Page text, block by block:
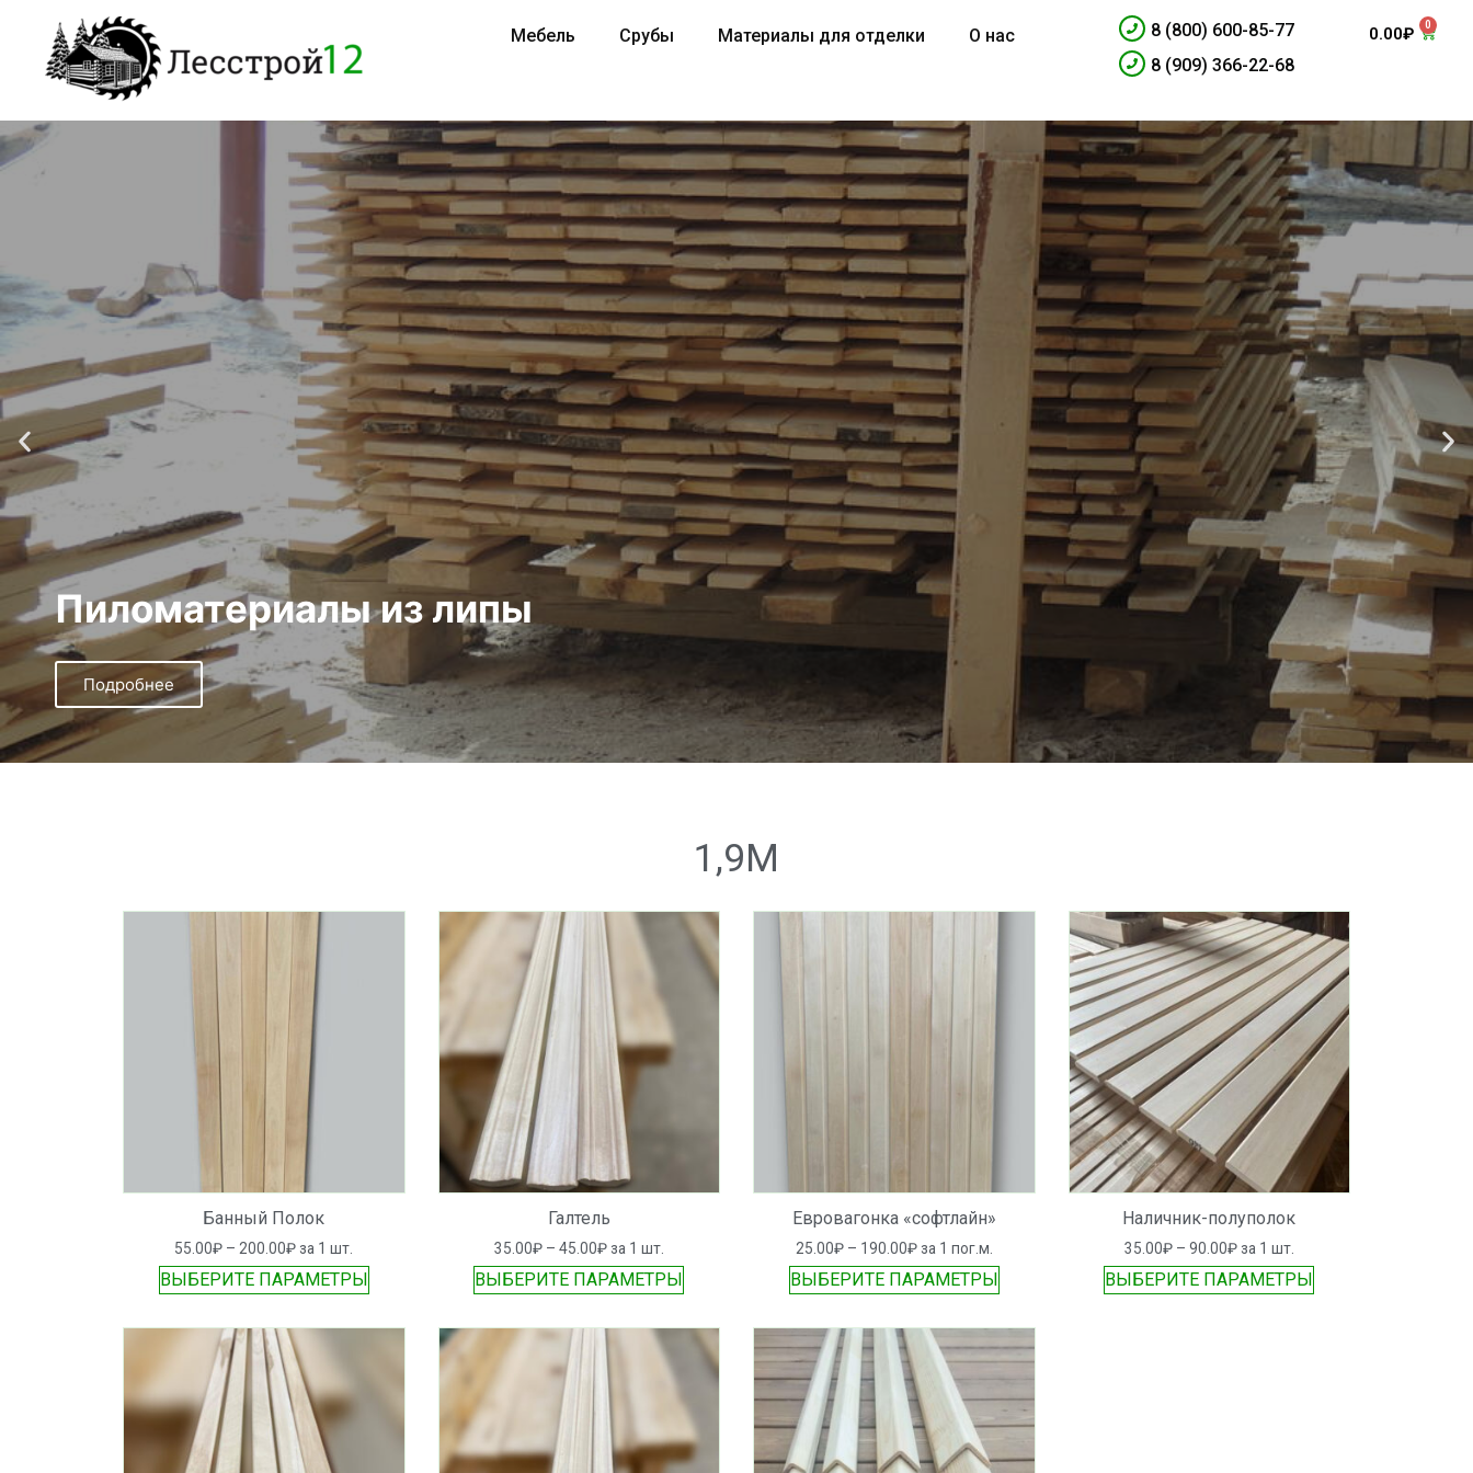
Мебель Срубы Материалы для отделки О нас
8 (800) 600-85-77
8 (909) 366-22-68
0.00₽ 0
Пиломатериалы из липы
Подробнее
1,9М
Банный Полок
55.00₽ – 200.00₽ за 1 шт.
ВЫБЕРИТЕ ПАРАМЕТРЫ
Галтель
35.00₽– 45.00₽за 1 шт.
ВЫБЕРИТЕ ПАРАМЕТРЫ
Евровагонка «софтлайн»
25.00₽– 190.00₽за 1 пог.м.
ВЫБЕРИТЕ ПАРАМЕТРЫ
Наличник-полуполок
35.00₽– 90.00₽за 1 шт.
ВЫБЕРИТЕ ПАРАМЕТРЫ